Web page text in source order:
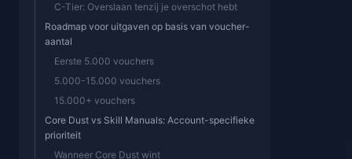
C-Tier: Overslaan tenzij je overschot hebt
Roadmap voor uitgaven op basis van voucher-
aantal
Eerste 5.000 vouchers
5.000-15.000 vouchers
15.000+ vouchers
Core Dust vs Skill Manuals: Account-specifieke
prioriteit
Wanneer Core Dust wint